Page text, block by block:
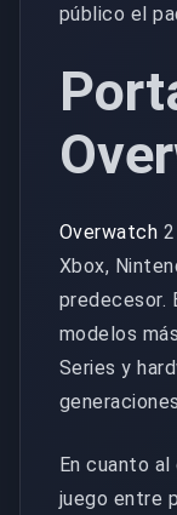
público el
Overwatch
Xbox,
predecesor.
modelos
Series y
En cuanto
juego entre